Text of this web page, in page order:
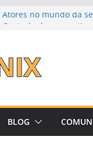
Atores no mundo da
Roteamento Dinâmico
BLOG